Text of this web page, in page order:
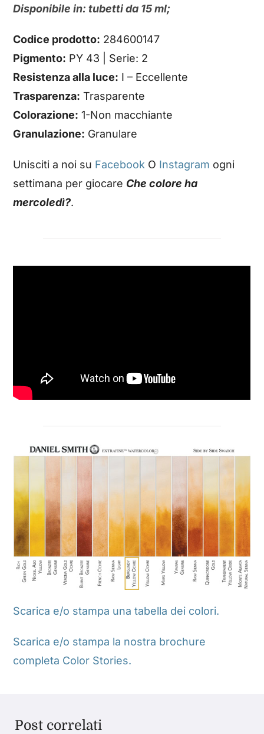
Disponibile in: tubetti da 15 ml;
Codice prodotto: 284600147
Pigmento: PY 43 | Serie: 2
Resistenza alla luce: I – Eccellente
Trasparenza: Trasparente
Colorazione: 1-Non macchiante
Granulazione: Granulare
Unisciti a noi su Facebook O Instagram ogni
settimana per giocare Che colore ha
mercoledì?.
Scarica e/o stampa una tabella dei colori.
Scarica e/o stampa la nostra brochure
completa Color Stories.
Post correlati